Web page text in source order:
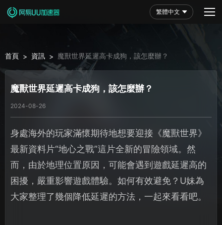
繁體中文
首頁 > 資訊 > 魔獸世界延遲高卡成狗，該怎麼辦？
魔獸世界延遲高卡成狗，該怎麼辦？
2024-08-26
身處海外的玩家滿懷期待地想要迎接《魔獸世界》
最新資料片“地心之戰”這片全新的冒險領域。然
而，由於地理位置原因，可能會遇到遊戲延遲高的
困擾，嚴重影響遊戲體驗。如何有效避免？U妹為
大家整理了幾個降低延遲的方法，一起來看看吧。